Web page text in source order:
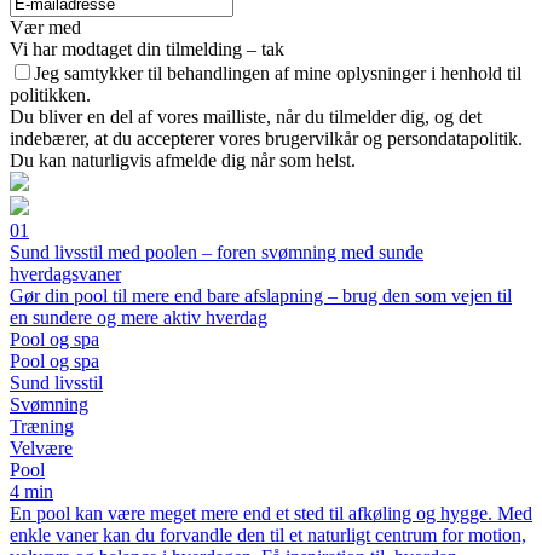
Vær med
Vi har modtaget din tilmelding – tak
Jeg samtykker til behandlingen af mine oplysninger i henhold til
politikken.
Du bliver en del af vores mailliste, når du tilmelder dig, og det
indebærer, at du accepterer vores brugervilkår og persondatapolitik.
Du kan naturligvis afmelde dig når som helst.
01
Sund livsstil med poolen – foren svømning med sunde
hverdagsvaner
Gør din pool til mere end bare afslapning – brug den som vejen til
en sundere og mere aktiv hverdag
Pool og spa
Pool og spa
Sund livsstil
Svømning
Træning
Velvære
Pool
4 min
En pool kan være meget mere end et sted til afkøling og hygge. Med
enkle vaner kan du forvandle den til et naturligt centrum for motion,